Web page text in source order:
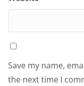
Save my name,
the next time I